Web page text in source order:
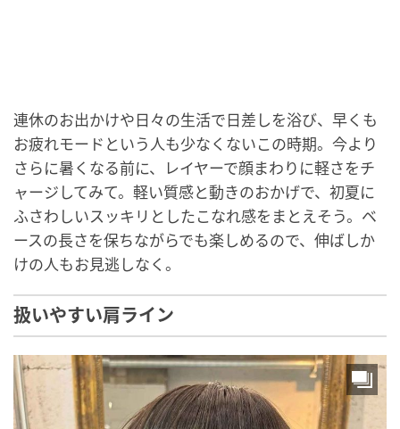
連休のお出かけや日々の生活で日差しを浴び、早くも
お疲れモードという人も少なくないこの時期。今より
さらに暑くなる前に、レイヤーで顔まわりに軽さをチ
ャージしてみて。軽い質感と動きのおかげで、初夏に
ふさわしいスッキリとしたこなれ感をまとえそう。ベ
ースの長さを保ちながらでも楽しめるので、伸ばしか
けの人もお見逃しなく。
扱いやすい肩ライン